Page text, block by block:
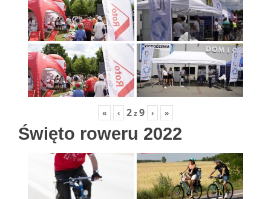
« ‹ 2z9 › »
Święto roweru 2022